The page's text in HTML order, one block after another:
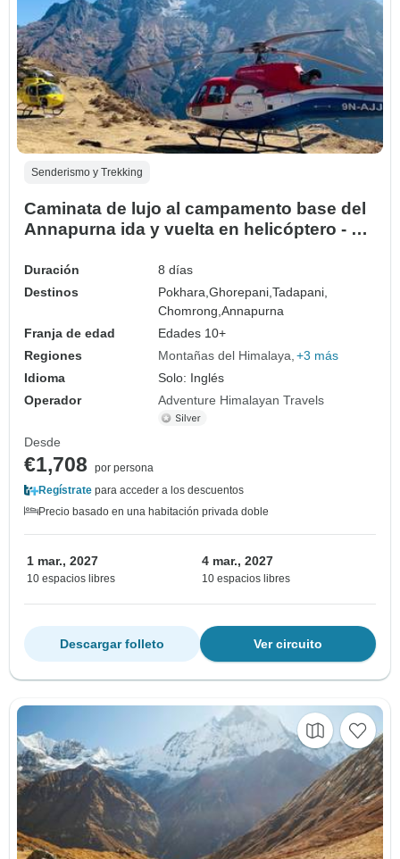
Senderismo y Trekking
Caminata de lujo al campamento base del
Annapurna ida y vuelta en helicóptero - 8
Duración
8 días
Destinos
Pokhara,Ghorepani,Tadapani,
Chomrong,Annapurna
Franja de edad
Edades 10+
Regiones
Montañas del Himalaya +3 más
Idioma
Solo: Inglés
Operador
Adventure Himalayan Travels
Desde
€1,708
por persona
Regístrate para acceder a los descuentos
Precio basado en una habitación privada doble
1 mar., 2027
10 espacios libres
4 mar., 2027
10 espacios libres
Ver circuito
Descargar folleto